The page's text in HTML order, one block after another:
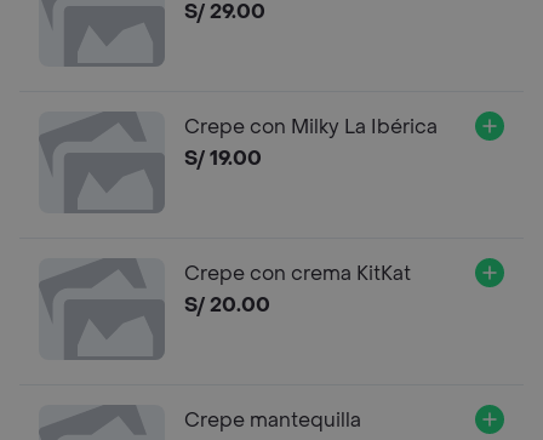
S/ 29.00
Crepe con Milky La Ibérica
S/ 19.00
Crepe con crema KitKat
S/ 20.00
Crepe mantequilla